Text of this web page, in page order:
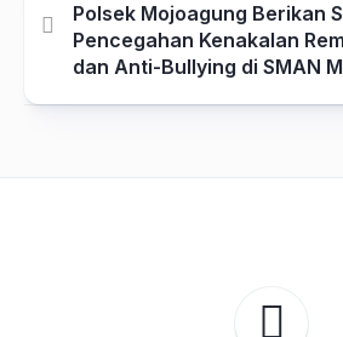
Polsek Mojoagung Berikan
Pencegahan Kenakalan
dan Anti-Bullying di SMAN